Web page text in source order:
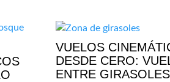
VUELOS
DESDE CERO:
ENTRE GIRASOLES